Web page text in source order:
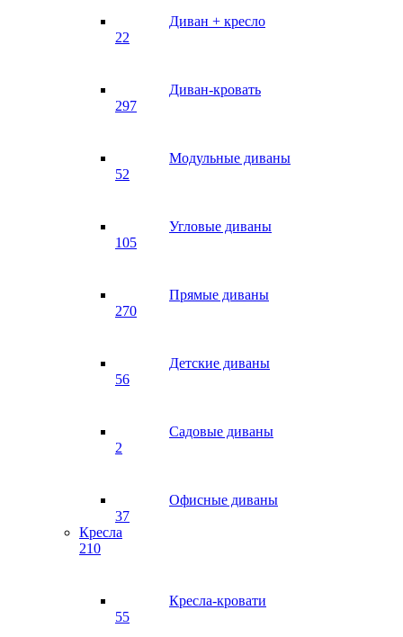
Диван + кресло
22
Диван-кровать
297
Модульные диваны
52
Угловые диваны
105
Прямые диваны
270
Детские диваны
56
Садовые диваны
2
Офисные диваны
37
Кресла
210
Кресла-кровати
55